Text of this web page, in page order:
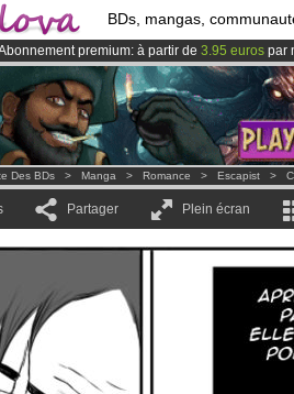
BDs, mangas,
premium: à partir de 3.95 euros par
100000membreset 1000BDs & Mangas!
LeKickstarter Amilova est désormais lancé
Des BDs > Manga > Romance > Escapist >
Partager Plein écran